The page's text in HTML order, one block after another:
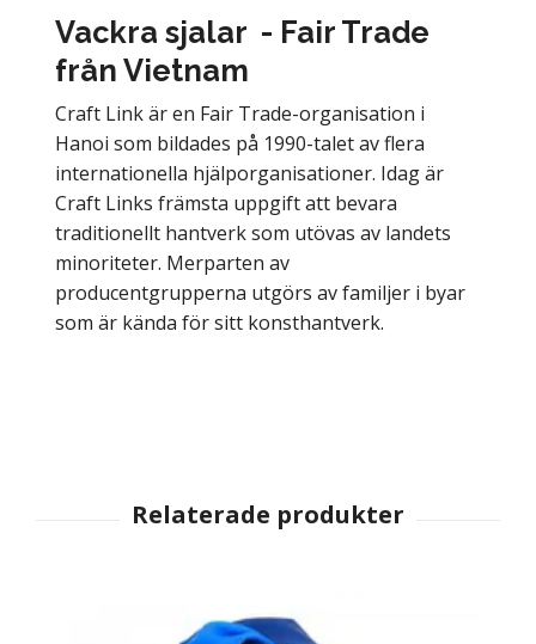
Vackra sjalar - Fair Trade
från Vietnam
Craft Link är en Fair Trade-organisation i
Hanoi som bildades på 1990-talet av flera
internationella hjälporganisationer. Idag är
Craft Links främsta uppgift att bevara
traditionellt hantverk som utövas av landets
minoriteter. Merparten av
producentgrupperna utgörs av familjer i byar
som är kända för sitt konsthantverk.